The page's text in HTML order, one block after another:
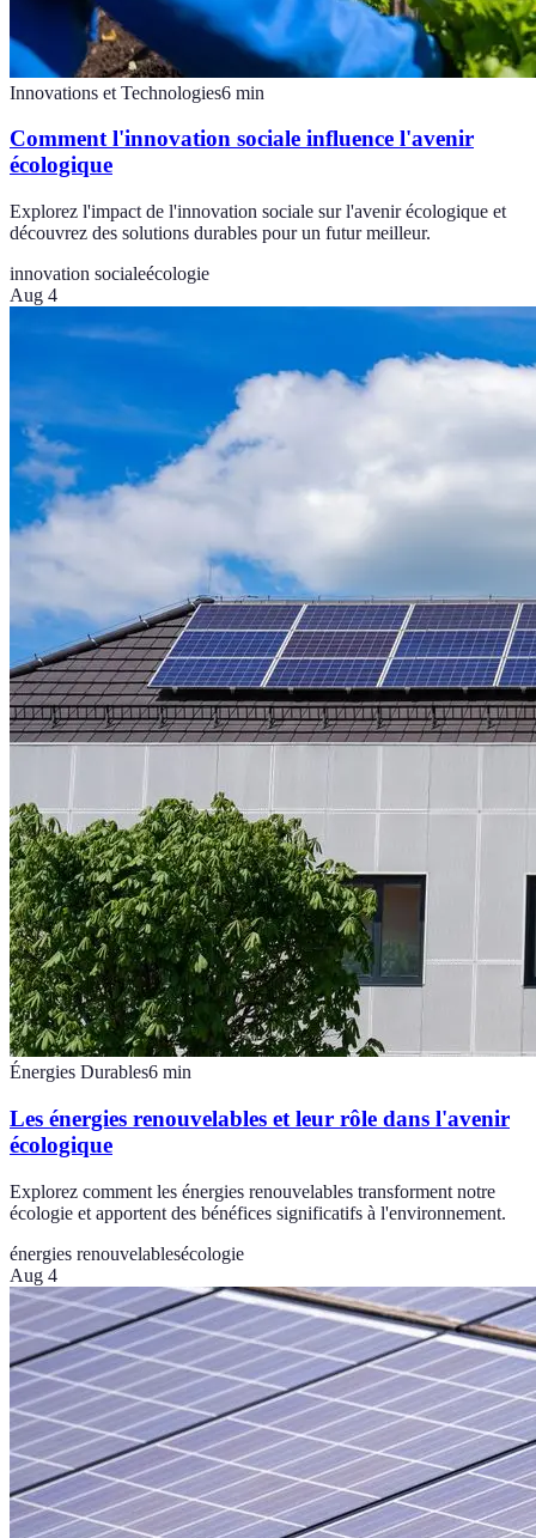
Innovations et Technologies6 min
Comment l'innovation sociale influence l'avenir
écologique
Explorez l'impact de l'innovation sociale sur l'avenir écologique et
découvrez des solutions durables pour un futur meilleur.
innovation socialeécologie
Aug 4
Énergies Durables6 min
Les énergies renouvelables et leur rôle dans l'avenir
écologique
Explorez comment les énergies renouvelables transforment notre
écologie et apportent des bénéfices significatifs à l'environnement.
énergies renouvelablesécologie
Aug 4